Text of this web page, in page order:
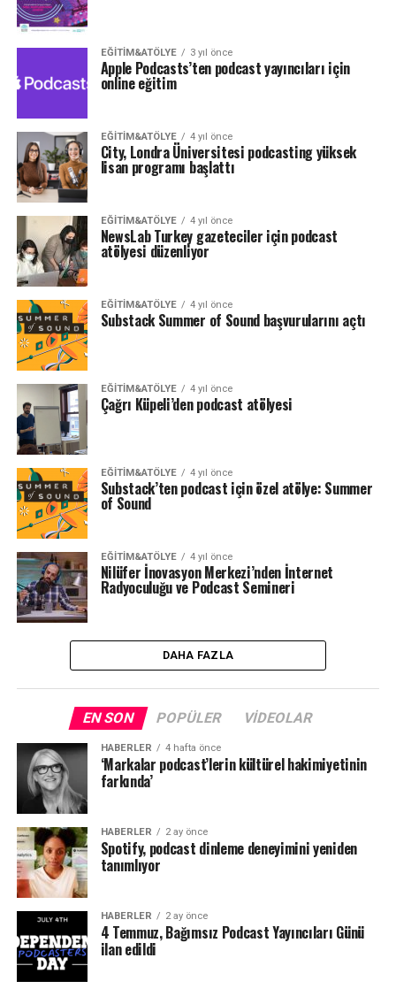
EĞITIM&ATÖLYE 3 yıl önce
Apple Podcasts’ten podcast yayıncıları için
online eğitim
EĞITIM&ATÖLYE 4 yıl önce
City, Londra Üniversitesi podcasting yüksek
lisan programı başlattı
EĞITIM&ATÖLYE 4 yıl önce
NewsLab Turkey gazeteciler için podcast
atölyesi düzenliyor
EĞITIM&ATÖLYE 4 yıl önce
Substack Summer of Sound başvurularını açtı
EĞITIM&ATÖLYE 4 yıl önce
Çağrı Küpeli’den podcast atölyesi
EĞITIM&ATÖLYE 4 yıl önce
Substack’ten podcast için özel atölye: Summer
of Sound
EĞITIM&ATÖLYE 4 yıl önce
Nilüfer İnovasyon Merkezi’nden İnternet
Radyoculuğu ve Podcast Semineri
DAHA FAZLA
EN SON POPÜLER VIDEOLAR
HABERLER 4 hafta önce
‘Markalar podcast’lerin kültürel hakimiyetinin
farkında’
HABERLER 2 ay önce
Spotify, podcast dinleme deneyimini yeniden
tanımlıyor
HABERLER 2 ay önce
4 Temmuz, Bağımsız Podcast Yayıncıları Günü
ilan edildi